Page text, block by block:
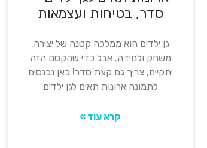
סדר, בטיחות ועצמאות
גן ילדים הוא ממלכה קטנה של יצירה,
משחק ולמידה. אבל כדי שהקסם הזה
יתקיים, צריך גם קצת סדר! כאן נכנסים
לתמונה ארונות תאים לגן ילדים
קרא עוד »